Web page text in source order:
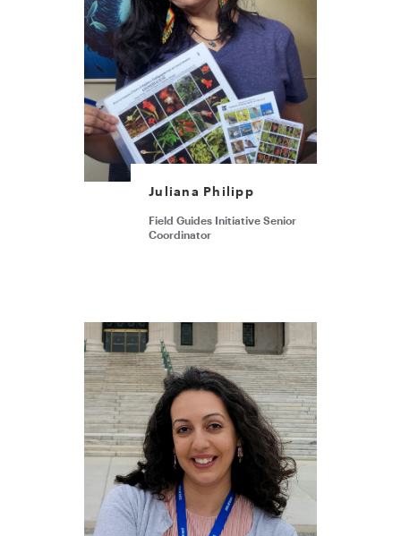
Juliana Philipp
Field Guides Initiative Senior
Coordinator